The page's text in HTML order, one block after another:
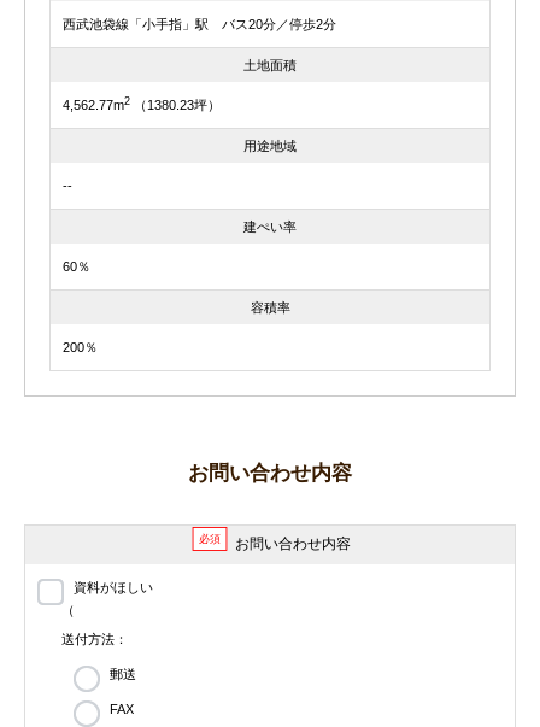
西武池袋線「小手指」駅 バス20分／停歩2分
土地面積
4,562.77m2 （1380.23坪）
用途地域
--
建ぺい率
60％
容積率
200％
お問い合わせ内容
必須 お問い合わせ内容
資料がほしい
（
送付方法：
郵送
FAX